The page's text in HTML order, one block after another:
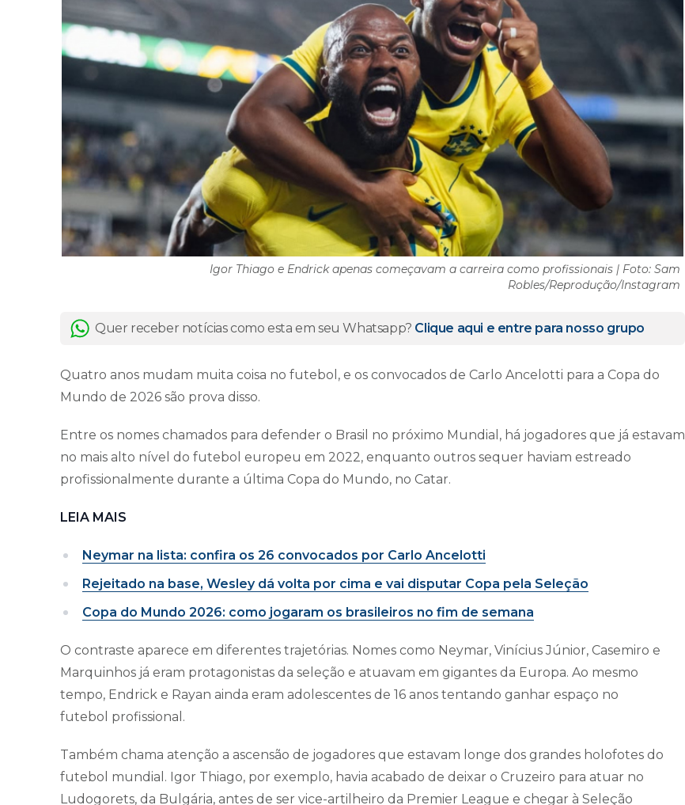
Igor Thiago e Endrick apenas começavam a carreira como profissionais | Foto: Sam
Robles/Reprodução/Instagram
Quer receber notícias como esta em seu Whatsapp? Clique aqui e entre para nosso grupo
Quatro anos mudam muita coisa no futebol, e os convocados de Carlo Ancelotti para a Copa do
Mundo de 2026 são prova disso.
Entre os nomes chamados para defender o Brasil no próximo Mundial, há jogadores que já estavam
no mais alto nível do futebol europeu em 2022, enquanto outros sequer haviam estreado
profissionalmente durante a última Copa do Mundo, no Catar.
LEIA MAIS
Neymar na lista: confira os 26 convocados por Carlo Ancelotti
Rejeitado na base, Wesley dá volta por cima e vai disputar Copa pela Seleção
Copa do Mundo 2026: como jogaram os brasileiros no fim de semana
O contraste aparece em diferentes trajetórias. Nomes como Neymar, Vinícius Júnior, Casemiro e
Marquinhos já eram protagonistas da seleção e atuavam em gigantes da Europa. Ao mesmo
tempo, Endrick e Rayan ainda eram adolescentes de 16 anos tentando ganhar espaço no
futebol profissional.
Também chama atenção a ascensão de jogadores que estavam longe dos grandes holofotes do
futebol mundial. Igor Thiago, por exemplo, havia acabado de deixar o Cruzeiro para atuar no
Ludogorets, da Bulgária, antes de ser vice-artilheiro da Premier League e chegar à Seleção